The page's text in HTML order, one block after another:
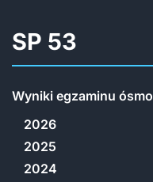
SP 53
Wyniki egzaminu
2026
2025
2024